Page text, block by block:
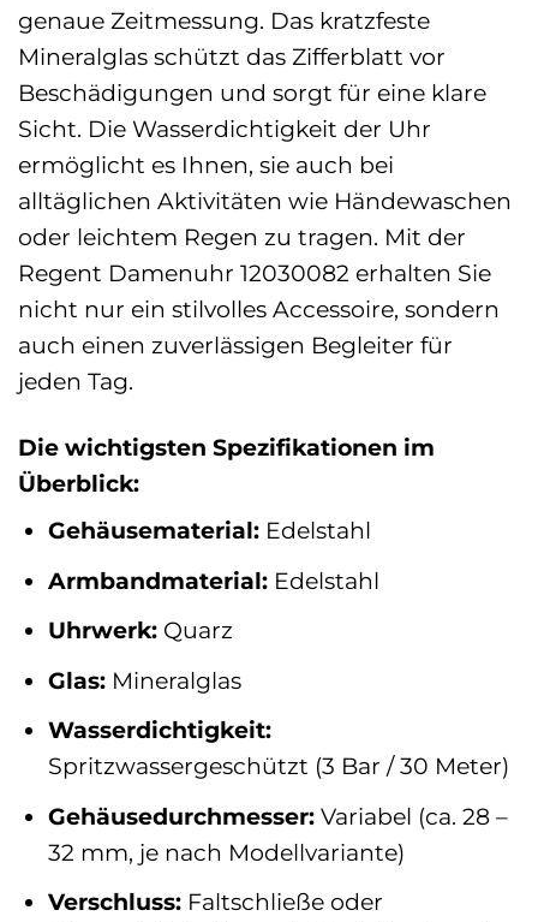
genaue Zeitmessung. Das kratzfeste
Mineralglas schützt das Zifferblatt vor
Beschädigungen und sorgt für eine klare
Sicht. Die Wasserdichtigkeit der Uhr
ermöglicht es Ihnen, sie auch bei
alltäglichen Aktivitäten wie Händewaschen
oder leichtem Regen zu tragen. Mit der
Regent Damenuhr 12030082 erhalten Sie
nicht nur ein stilvolles Accessoire, sondern
auch einen zuverlässigen Begleiter für
jeden Tag.
Die wichtigsten Spezifikationen im
Überblick:
Gehäusematerial:Edelstahl
Armbandmaterial:Edelstahl
Uhrwerk:Quarz
Glas:Mineralglas
Wasserdichtigkeit:
Spritzwassergeschützt (3 Bar / 30 Meter)
Gehäusedurchmesser:Variabel (ca. 28 –
32 mm, je nach Modellvariante)
Verschluss:Faltschließe oder